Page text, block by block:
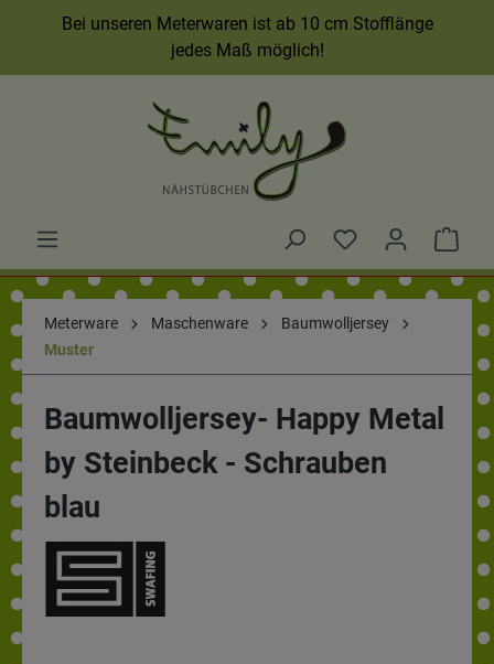
Bei unseren Meterwaren ist ab 10 cm Stofflänge
jedes Maß möglich!
Meterware Maschenware
Baumwolljersey
Muster
Baumwolljersey- Happy Metal
by Steinbeck - Schrauben
blau